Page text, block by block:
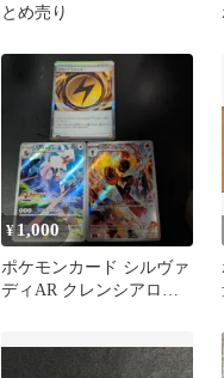
とめ売り
¥1,000
ポケモンカード シルヴァ
ディAR クレンシアロマ